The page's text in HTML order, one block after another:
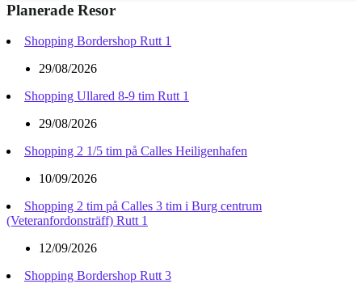
Planerade Resor
Shopping Bordershop Rutt 1
29/08/2026
Shopping Ullared 8-9 tim Rutt 1
29/08/2026
Shopping 2 1/5 tim på Calles Heiligenhafen
10/09/2026
Shopping 2 tim på Calles 3 tim i Burg centrum
(Veteranfordonsträff) Rutt 1
12/09/2026
Shopping Bordershop Rutt 3